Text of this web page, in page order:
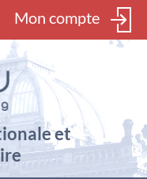
Mon compte
et